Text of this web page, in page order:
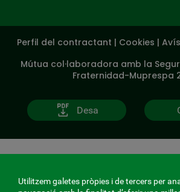
SOCIALES
Perfil del contractant | Cookies |
Mútua col·laboradora amb la
Fraternidad-Muprespa
Desa
Utilitzem galetes pròpies i de tercers per